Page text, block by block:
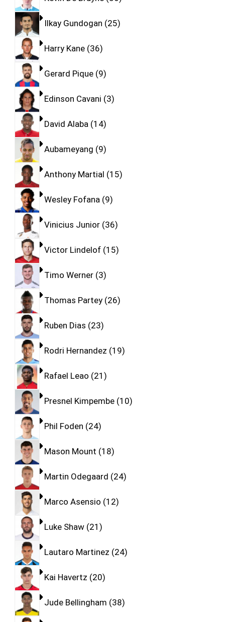
Ilkay Gundogan 25
Harry Kane 36
Gerard Pique 9
Edinson Cavani 3
David Alaba 14
Aubameyang 9
Anthony Martial 15
Wesley Fofana 9
Vinicius Junior 36
Victor Lindelof 15
Timo Werner 3
Thomas Partey 26
Ruben Dias 23
Rodri Hernandez 19
Rafael Leao 21
Presnel Kimpembe 10
Phil Foden 24
Mason Mount 18
Martin Odegaard 24
Marco Asensio 12
Luke Shaw 21
Lautaro Martinez 24
Kai Havertz 20
Jude Bellingham 38